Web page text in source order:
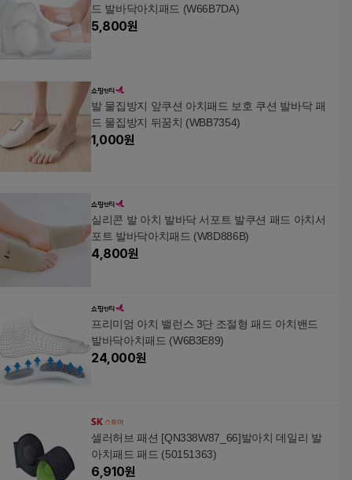
드 발바닥아치패드 (W66B7DA)
5,800원
발 물집방지 앞쿠션 아치패드 보호 쿠션 발바닥 패
드 물집방지 뒤꿈치 (WBB7354)
1,000원
실리콘 발 아치 발바닥 서포트 발쿠션 패드 아치서
포트 발바닥아치패드 (W8D886B)
4,800원
프리미엄 아치 밸런스 3단 조절형 패드 아치밴드
발바닥아치패드 (W6B3E89)
24,000원
셀러허브 패션 [QN338W87_66]발아치 데일리 발
아치패드 패드 (50151363)
6,910원